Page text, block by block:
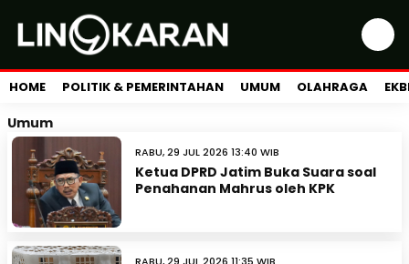
HOME POLITIK & PEMERINTAHAN UMUM OLAHRAGA
Umum
RABU, 29 JUL 2026 13:40 WIB
Ketua DPRD Jatim Buka Suara soal
Penahanan Mahrus oleh KPK